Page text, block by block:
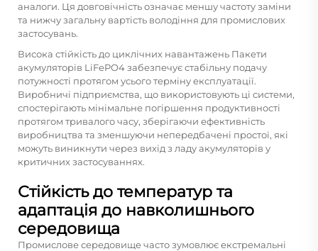
аналоги. Ця довговічність означає меншу частоту заміни
та нижчу загальну вартість володіння для промислових
застосувань.
Висока стійкість до циклічних навантажень Пакети
акумуляторів LiFePO4забезпечує стабільну подачу
потужності протягом усього терміну експлуатації.
Виробничі підприємства, що використовують ці системи,
спостерігають мінімальне погіршення продуктивності
протягом тривалого часу, зберігаючи ефективність
виробництва та зменшуючи непередбачені простої, які
можуть виникнути через вихід з ладу акумуляторів у
критичних застосуваннях.
Стійкість до температур та
адаптація до навколишнього
середовища
Промислове середовище часто зумовлює екстремальні